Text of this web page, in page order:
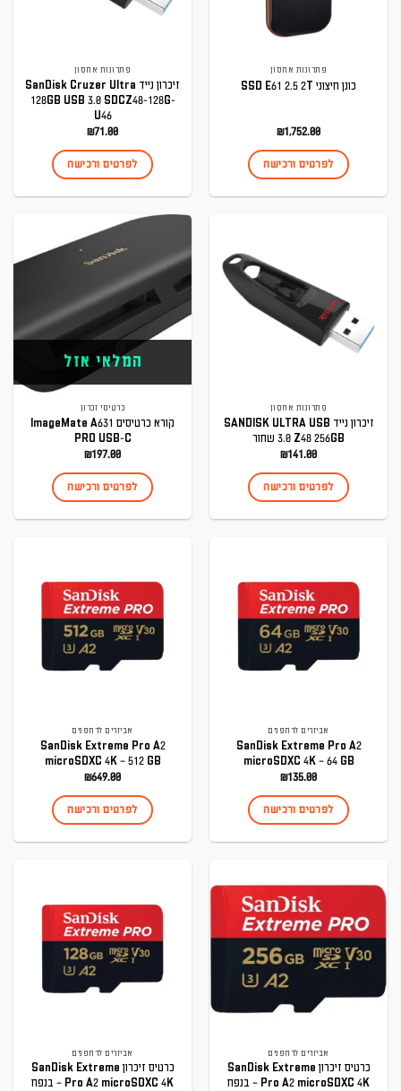
פתרונות אחסון
כונן חיצוני SSD E61 2.5 2T
₪1,752.00
לפרטים ורכישה
פתרונות אחסון
זיכרון נייד SanDisk Cruzer Ultra
128GB USB 3.0 SDCZ48-128G-
U46
₪71.00
לפרטים ורכישה
פתרונות אחסון
זיכרון נייד SANDISK ULTRA USB
3.0 Z48 256GB שחור
₪141.00
לפרטים ורכישה
המלאי אזל
כרטיסי זכרון
קורא כרטיסים ImageMate A631
PRO USB-C
₪197.00
לפרטים ורכישה
אביזרים לרחפנים
SanDisk Extreme Pro A2
microSDXC 4K – 64 GB
₪135.00
לפרטים ורכישה
אביזרים לרחפנים
SanDisk Extreme Pro A2
microSDXC 4K – 512 GB
₪649.00
לפרטים ורכישה
אביזרים לרחפנים
כרטיס זיכרון SanDisk Extreme
Pro A2 microSDXC 4K – בנפח
אביזרים לרחפנים
כרטיס זיכרון SanDisk Extreme
Pro A2 microSDXC 4K – בנפח